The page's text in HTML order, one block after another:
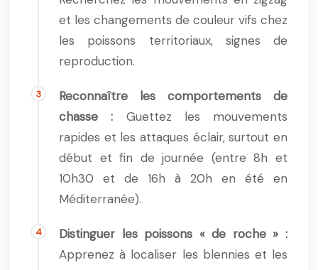
et les changements de couleur vifs chez
les poissons territoriaux, signes de
reproduction.
Reconnaître les comportements de
chasse : Guettez les mouvements
rapides et les attaques éclair, surtout en
début et fin de journée (entre 8h et
10h30 et de 16h à 20h en été en
Méditerranée).
Distinguer les poissons « de roche » :
Apprenez à localiser les blennies et les